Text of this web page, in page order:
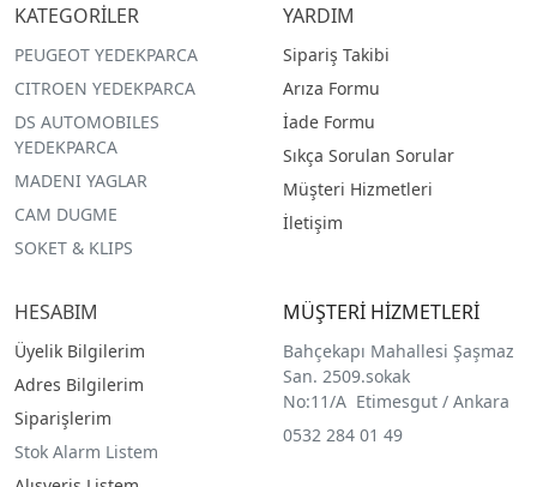
KATEGORİLER
PEUGEOT YEDEKPARCA
CITROEN YEDEKPARCA
DS AUTOMOBILES
YEDEKPARCA
MADENI YAGLAR
CAM DUGME
SOKET & KLIPS
YARDIM
Sipariş Takibi
Arıza Formu
İade Formu
Sıkça Sorulan Sorular
Müşteri Hizmetleri
İletişim
HESABIM
Üyelik Bilgilerim
Adres Bilgilerim
Siparişlerim
Stok Alarm Listem
MÜŞTERİ HİZMETLERİ
Bahçekapı Mahallesi Şaşmaz
San. 2509.sokak
No:11/A Etimesgut / Ankara
0532 284 01 49